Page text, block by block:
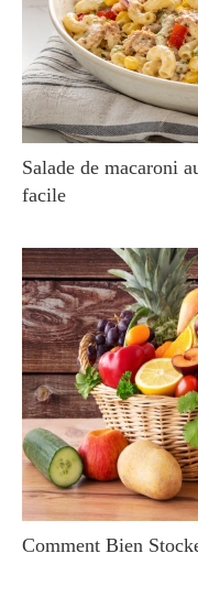
Salade de macaroni
facile
Comment Bien